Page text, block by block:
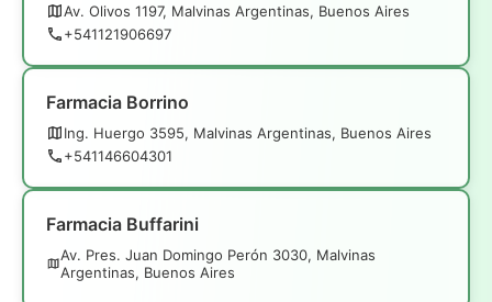
Av. Olivos 1197, Malvinas Argentinas, Buenos Aires
+541121906697
Farmacia Borrino
Ing. Huergo 3595, Malvinas Argentinas, Buenos Aires
+541146604301
Farmacia Buffarini
Av. Pres. Juan Domingo Perón 3030, Malvinas
Argentinas, Buenos Aires